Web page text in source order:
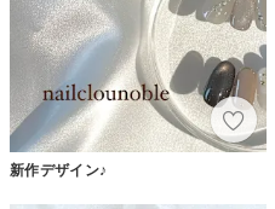
新作デザイン♪